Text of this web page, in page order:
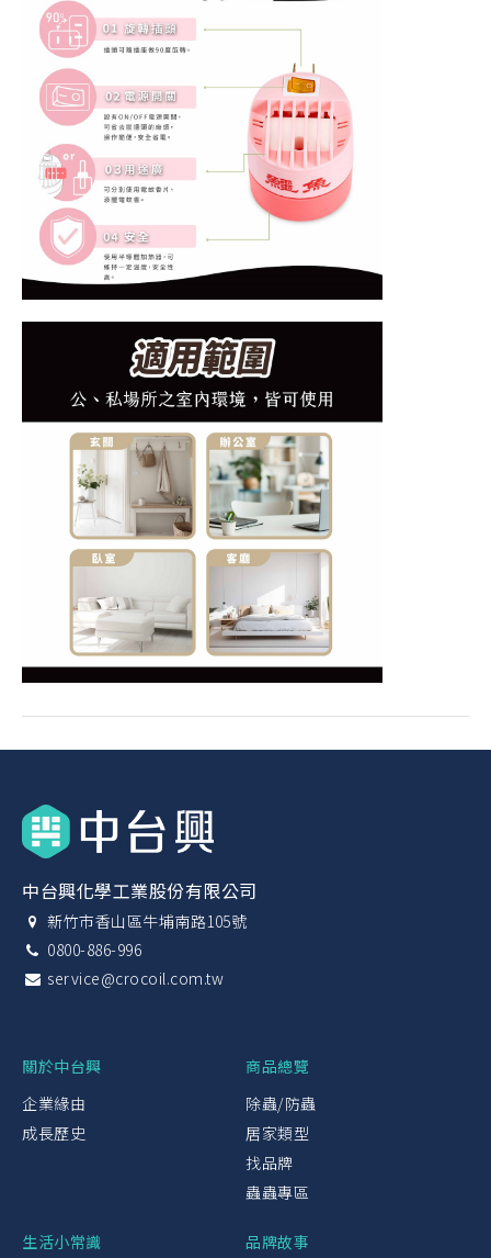
中台興化學工業股份有限公司
新竹市香山區牛埔南路105號
0800-886-996
service@crocoil.com.tw
關於中台興
企業緣由
成長歷史
商品總覽
除蟲/防蟲
居家類型
找品牌
蟲蟲專區
生活小常識 品牌故事